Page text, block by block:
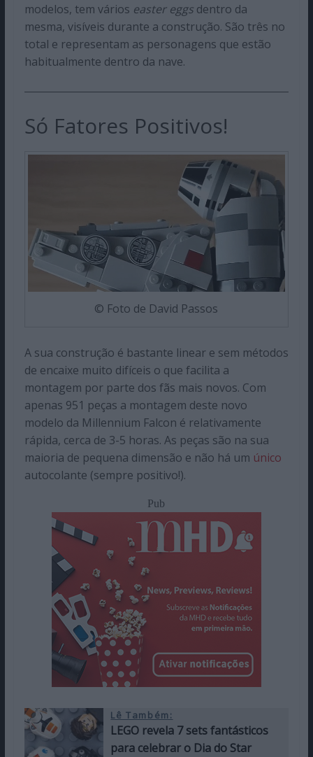
modelos, tem vários easter eggsdentro da
mesma, visíveis durante a construção. São três no
total e representam as personagens que estão
habitualmente dentro da nave.
Só Fatores Positivos!
© Foto de David Passos
A sua construção é bastante linear e sem métodos
de encaixe muito difíceis o que facilita a
montagem por parte dos fãs mais novos. Com
apenas 951 peças a montagem deste novo
modelo da Millennium Falcon é relativamente
rápida, cerca de 3-5 horas. As peças são na sua
maioria de pequena dimensão e não há um único
autocolante (sempre positivo!).
Pub
Lê Também:
LEGO revela 7 sets fantásticos
para celebrar o Dia do Star